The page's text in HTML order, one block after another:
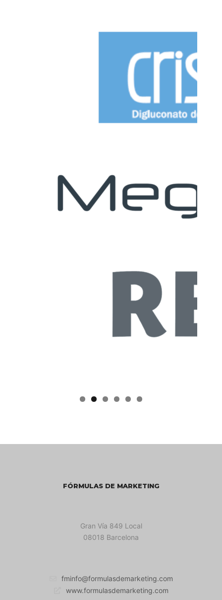
FÓRMULAS DE MARKETING
Gran Vía 849 Local
08018 Barcelona
fminfo@formulasdemarketing.com
www.formulasdemarketing.com